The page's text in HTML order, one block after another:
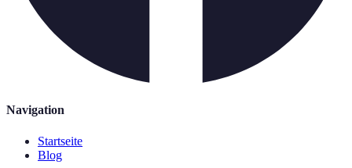
Navigation
Startseite
Blog